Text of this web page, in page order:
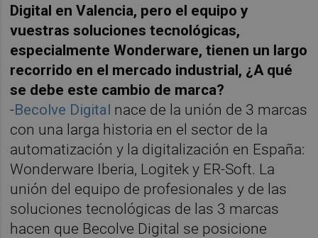
Digital en Valencia, pero el equipo y
vuestras soluciones tecnológicas,
especialmente Wonderware, tienen un largo
recorrido en el mercado industrial, ¿A qué
se debe este cambio de marca?
-Becolve Digital nace de la unión de 3 marcas
con una larga historia en el sector de la
automatización y la digitalización en España:
Wonderware Iberia, Logitek y ER-Soft. La
unión del equipo de profesionales y de las
soluciones tecnológicas de las 3 marcas
hacen que Becolve Digital se posicione